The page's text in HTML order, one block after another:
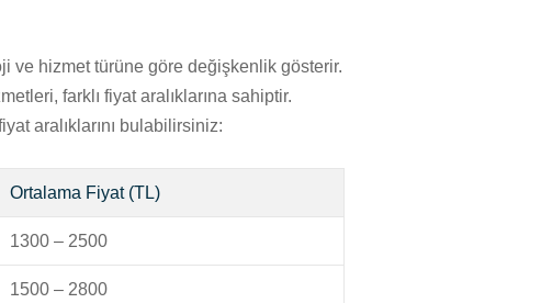
ve hizmet türüne göre değişkenlik gösterir.
farklı fiyat aralıklarına sahiptir.
aralıklarını bulabilirsiniz:
Ortalama Fiyat (TL)
1300 – 2500
1500 – 2800